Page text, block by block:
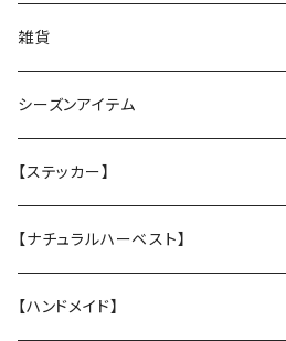
丈夫なツイル地カバー
防水カバー
★ふわふわラウンドベッド
丈夫なツイル地カバー
厚手キルティングツイル地カバー
★中身とカバーのセット
★カバー単品
★中身のウレタン
雑貨
クリスマスグリーティングカード
Tuffy
サンシェード
ヴィンテージガラスシェード
シーズンアイテム
レインコート
クリスマスプレゼントに
ドッグウエア
【ステッカー】
名入れカッティングシール
ステッカー
【ナチュラルハーベスト】
レジームチキン
【ハンドメイド】